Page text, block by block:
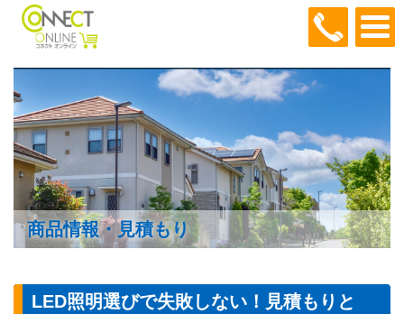
048-
商品情報・見積もり
LED照明選びで失敗しない！見積もりと